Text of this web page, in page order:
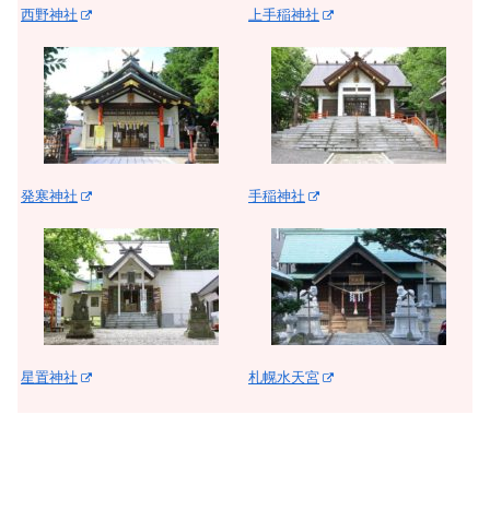
西野神社
発寒神社
星置神社
上手稲神社
手稲神社
札幌水天宮